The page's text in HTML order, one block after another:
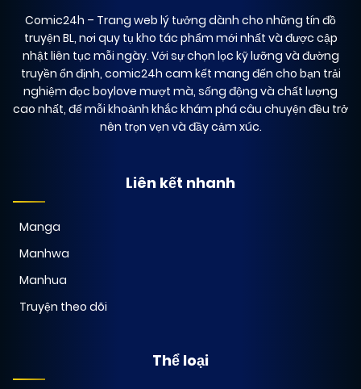
Comic24h – Trang web lý tưởng dành cho những tín đồ
truyện BL, nơi quy tụ kho tác phẩm mới nhất và được cập
nhật liên tục mỗi ngày. Với sự chọn lọc kỹ lưỡng và đường
truyền ổn định, comic24h cam kết mang đến cho bạn trải
nghiệm đọc boylove mượt mà, sống động và chất lượng
cao nhất, để mỗi khoảnh khắc khám phá câu chuyện đều trở
nên trọn vẹn và đầy cảm xúc.
Liên kết nhanh
Manga
Manhwa
Manhua
Truyện theo dõi
Thể loại